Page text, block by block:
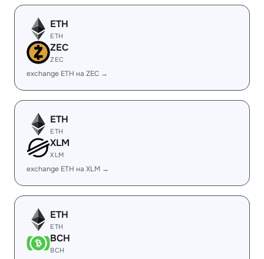
ETH
ETH
ZEC
ZEC
exchange ETH на ZEC →
ETH
ETH
XLM
XLM
exchange ETH на XLM →
ETH
ETH
BCH
BCH